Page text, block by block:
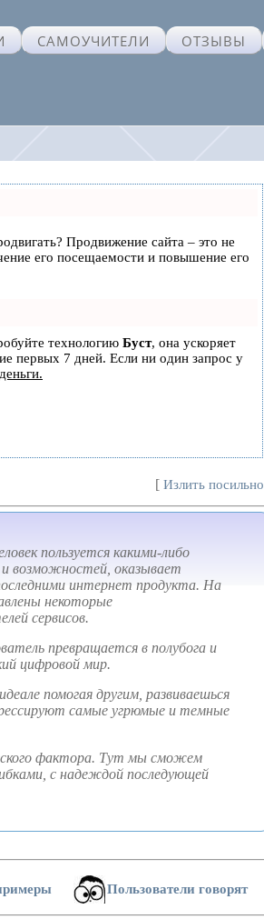
САМОУЧИТЕЛИ ОТЗЫВЫ
Продвижение сайта – это не
его посещаемости и повышение его
технологию Буст, она ускоряет
первых 7 дней. Если ни один запрос у
[Излить посильно
пользуется какими-либо
и возможностей, оказывает
интернет продукта. На
некоторые
сервисов.
превращается в полубога и
цифровой мир.
помогая другим, развиваешься
самые угрюмые и темные
фактора. Тут мы сможем
с надеждой последующей
Пользователи говорят